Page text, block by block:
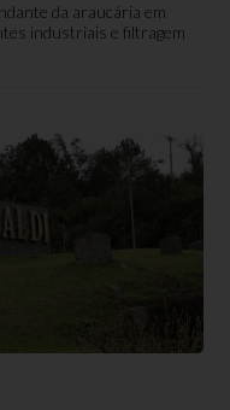
da araucária em
industriais e filtragem